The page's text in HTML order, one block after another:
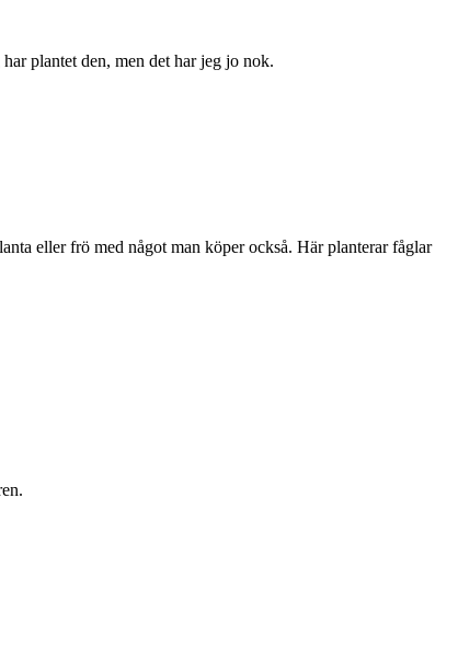
plantet den, men det har jeg jo nok.
eller frö med något man köper också. Här planterar fåglar